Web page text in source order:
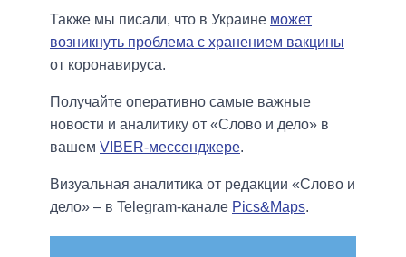
Также мы писали, что в Украине может
возникнуть проблема с хранением вакцины
от коронавируса.
Получайте оперативно самые важные
новости и аналитику от «Слово и дело» в
вашем VIBER-мессенджере.
Визуальная аналитика от редакции «Слово и
дело» – в Telegram-канале Pics&Maps.